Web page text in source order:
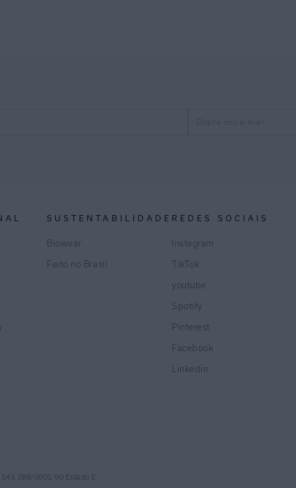
SUSTENTABILIDADE
Biowear
Feito no Brasil
REDES SOCIAIS
Instagram
TikTok
youtube
Spotify
Pinterest
Facebook
Linkedin
0001-90 Estado E